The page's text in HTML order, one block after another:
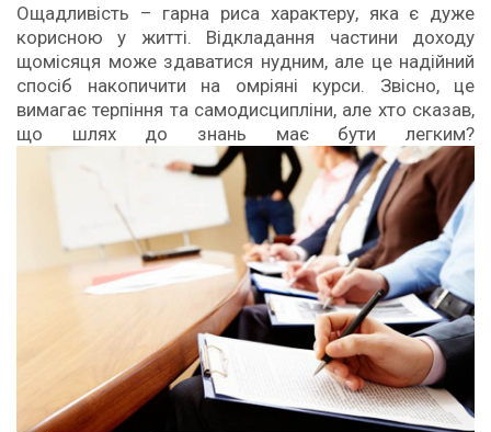
Ощадливість – гарна риса характеру, яка є дуже
корисною у житті. Відкладання частини доходу
щомісяця може здаватися нудним, але це надійний
спосіб накопичити на омріяні курси. Звісно, це
вимагає терпіння та самодисципліни, але хто сказав,
що шлях до знань має бути легким?